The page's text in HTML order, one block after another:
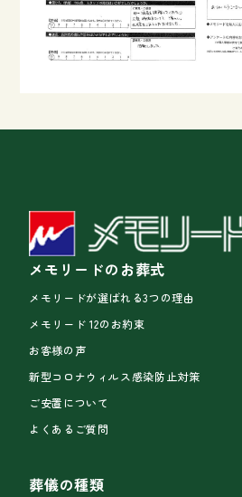
メモリードのお葬式
メモリードが選ばれる3つの理由
メモリード 12のお約束
お客様の声
新型コロナウィルス感染防止対策
ご安置について
よくあるご質問
葬儀の種類